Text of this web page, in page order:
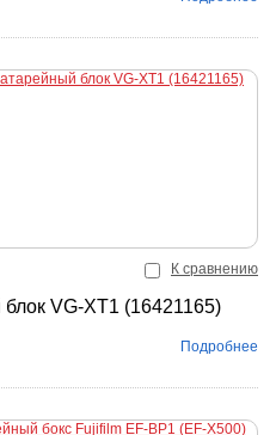
К сравнению
VG-XT1 (16421165)
Подробнее